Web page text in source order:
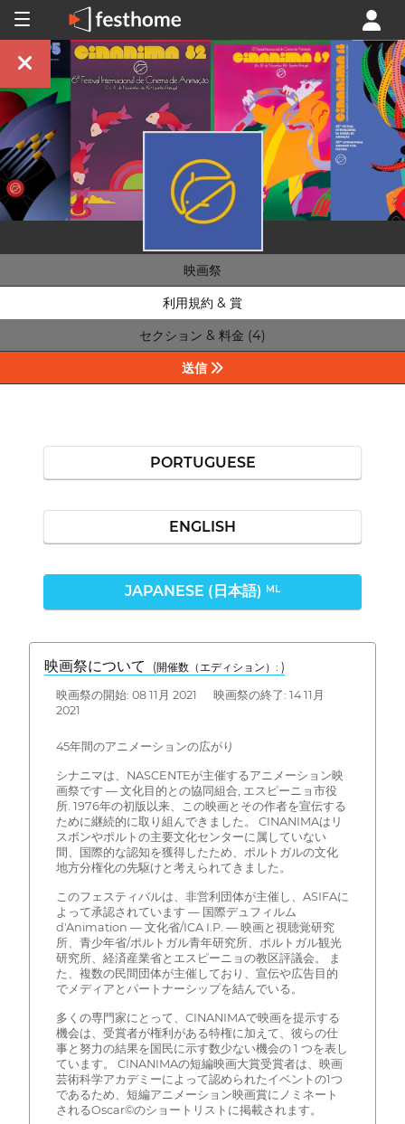
映画祭
利用規約 & 賞
セクション & 料金 (4)
送信
PORTUGUESE
ENGLISH
JAPANESE (日本語) ML
映画祭について (開催数（エディション）: )
映画祭の開始: 08 11月 2021 映画祭の終了: 14 11月
2021
45年間のアニメーションの広がり
シナニマは、NASCENTEが主催するアニメーション映
画祭です — 文化目的との協同組合, エスピーニョ市役
所. 1976年の初版以来、この映画とその作者を宣伝する
ために継続的に取り組んできました。 CINANIMAはリ
スボンやポルトの主要文化センターに属していない
間、国際的な認知を獲得したため、ポルトガルの文化
地方分権化の先駆けと考えられてきました。
このフェスティバルは、非営利団体が主催し、ASIFAに
よって承認されています — 国際デュフィルム
d'Animation — 文化省/ICA I.P. — 映画と視聴覚研究
所、青少年省/ポルトガル青年研究所、ポルトガル観光
研究所、経済産業省とエスピーニョの教区評議会。 ま
た、複数の民間団体が主催しており、宣伝や広告目的
でメディアとパートナーシップを結んでいる。
多くの専門家にとって、CINANIMAで映画を提示する
機会は、受賞者が権利がある特権に加えて、彼らの仕
事と努力の結果を国民に示す数少ない機会の 1 つを表し
ています。 CINANIMAの短編映画大賞受賞者は、映画
芸術科学アカデミーによって認められたイベントの1つ
であるため、短編アニメーション映画賞にノミネート
されるOscar©のショートリストに掲載されます。